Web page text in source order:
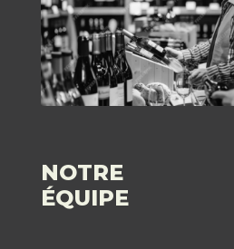
NOTRE
ÉQUIPE